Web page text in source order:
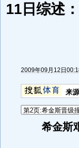
11日综述
2009年09月12日
来
希金斯